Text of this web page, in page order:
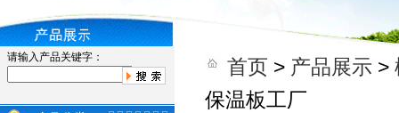
请输入产品关键字： 首页 > 产品展示 >
保温板工厂